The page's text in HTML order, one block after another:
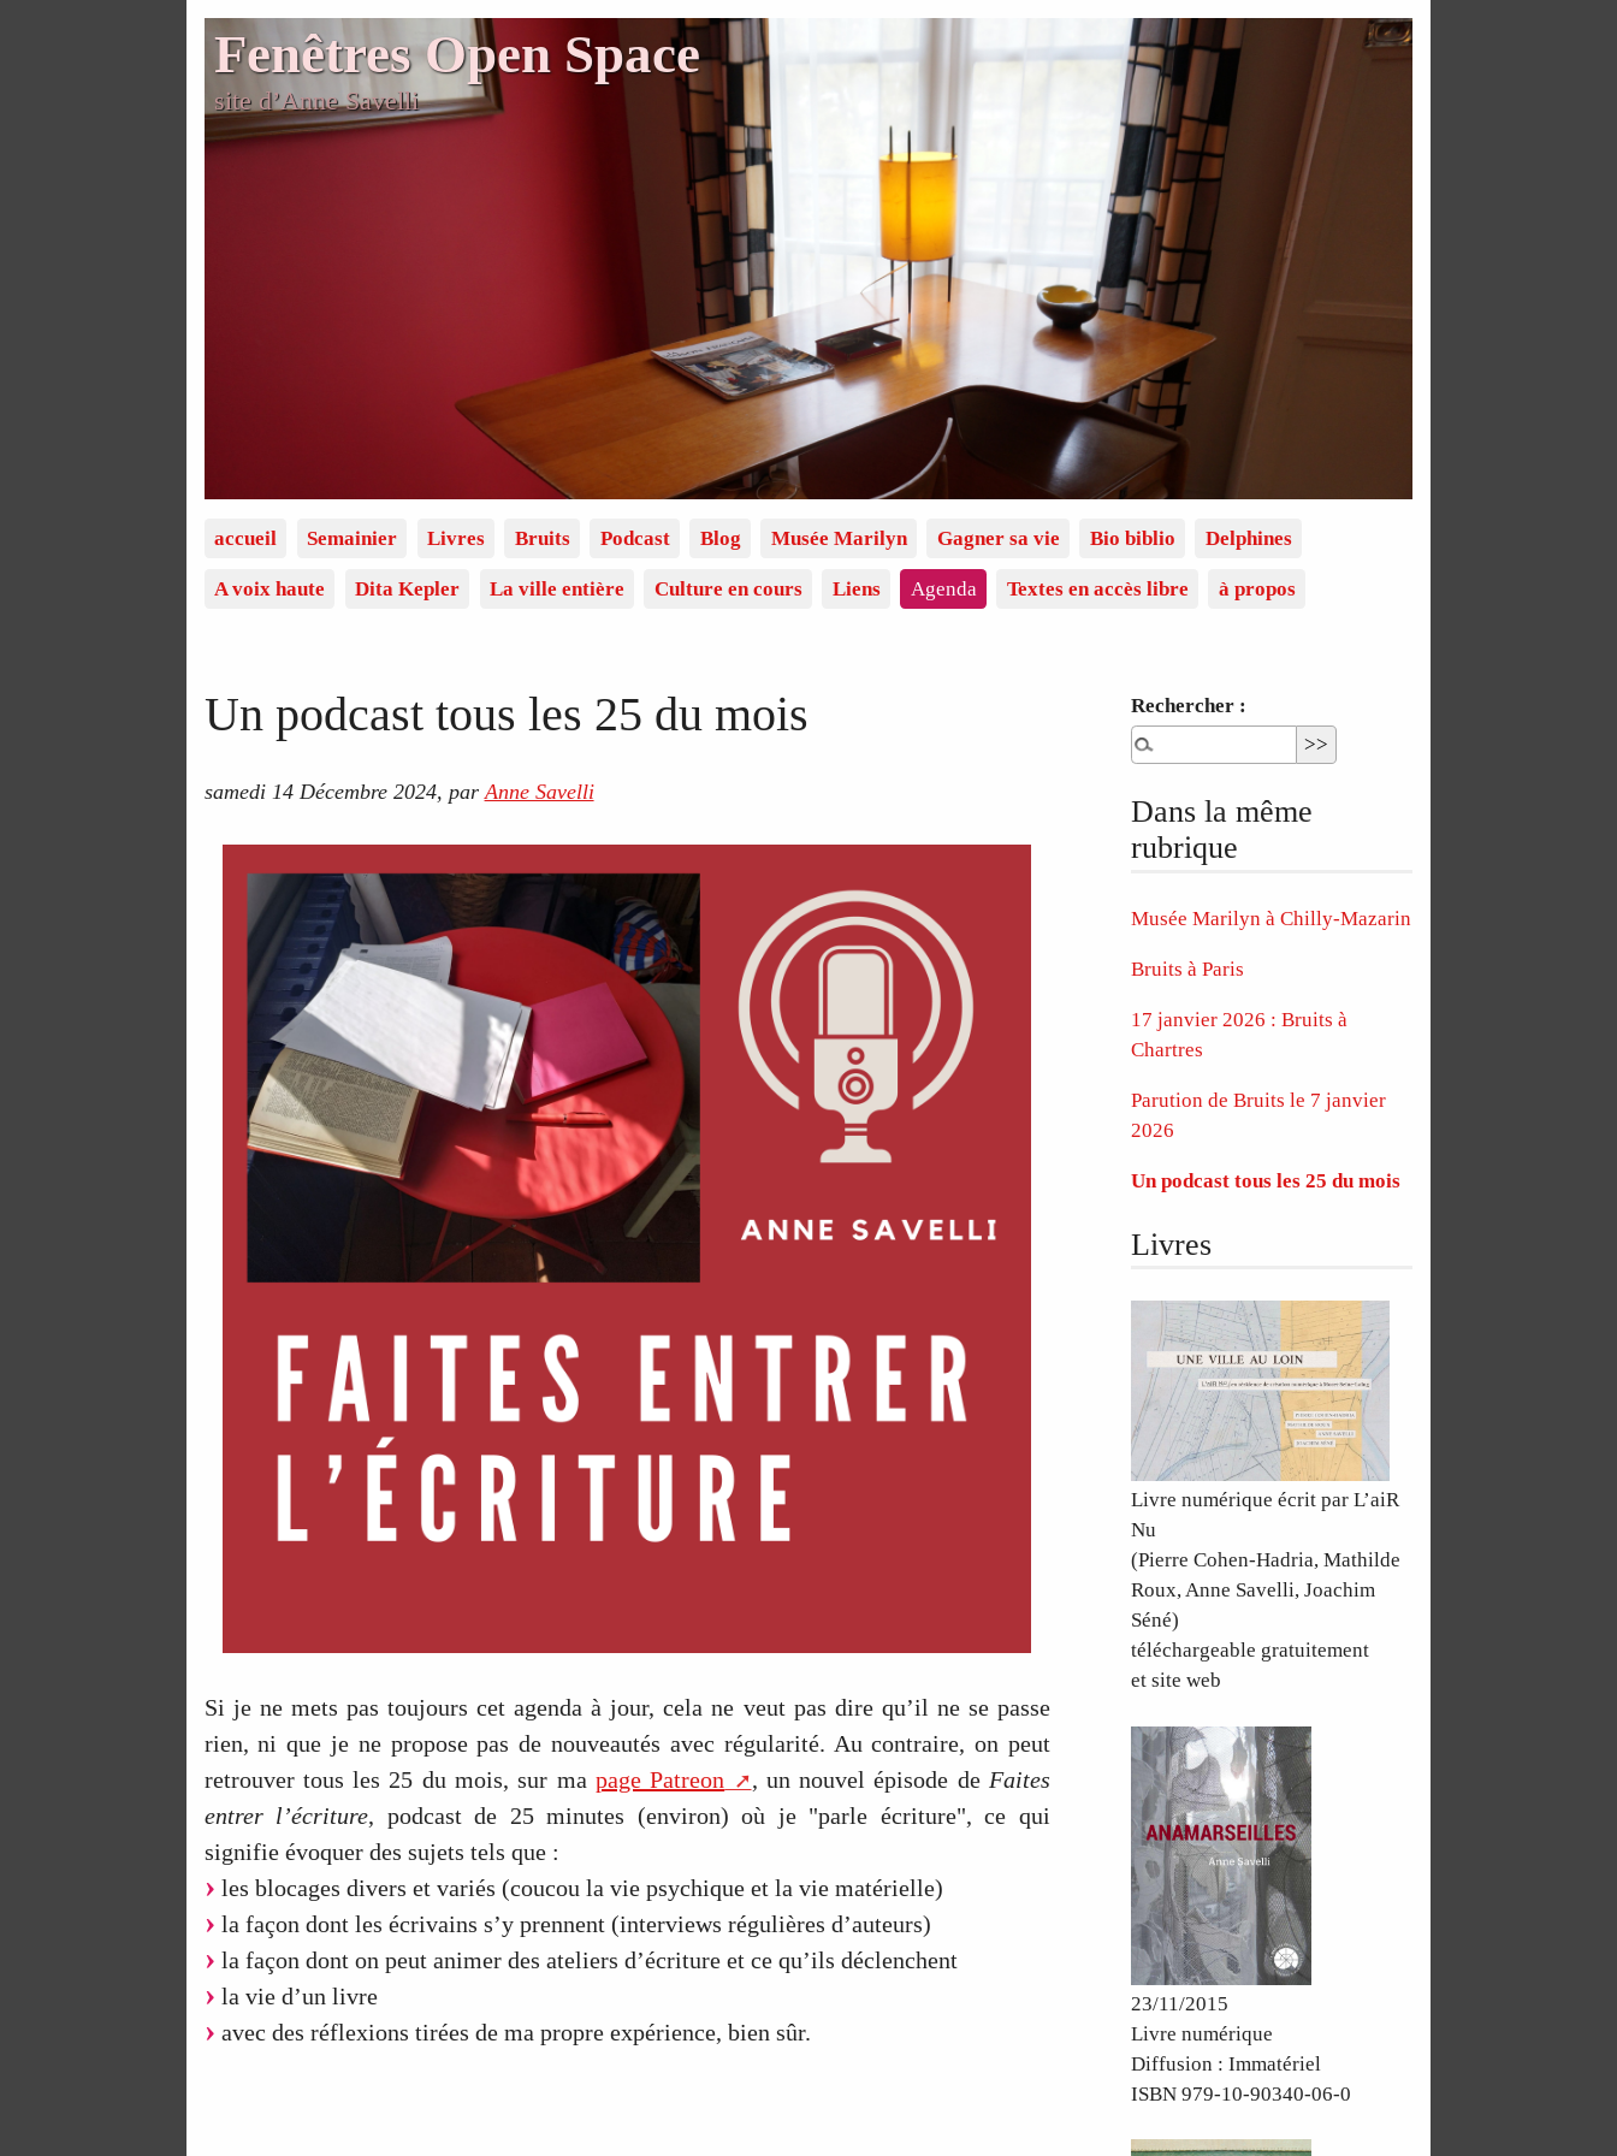
Fenêtres Open Space
site d’Anne Savelli
accueil Semainier Livres Bruits Podcast Blog Musée Marilyn Gagner sa vie Bio biblio Delphines
A voix haute Dita Kepler La ville entière Culture en cours Liens Agenda Textes en accès libre à propos
Un podcast tous les 25 du mois
samedi 14 Décembre 2024, par Anne Savelli
Si je ne mets pas toujours cet agenda à jour, cela ne veut pas dire qu’il ne se passe
rien, ni que je ne propose pas de nouveautés avec régularité. Au contraire, on peut
retrouver tous les 25 du mois, sur ma page Patreon , un nouvel épisode de Faites
entrer l’écriture, podcast de 25 minutes (environ) où je "parle écriture", ce qui
signifie évoquer des sujets tels que :
les blocages divers et variés (coucou la vie psychique et la vie matérielle)
la façon dont les écrivains s’y prennent (interviews régulières d’auteurs)
la façon dont on peut animer des ateliers d’écriture et ce qu’ils déclenchent
la vie d’un livre
avec des réflexions tirées de ma propre expérience, bien sûr.
Rechercher :
Dans la même
rubrique
Musée Marilyn à Chilly-Mazarin
Bruits à Paris
17 janvier 2026 : Bruits à
Chartres
Parution de Bruits le 7 janvier
2026
Un podcast tous les 25 du mois
Livres
Livre numérique écrit par L’aiR
Nu
(Pierre Cohen-Hadria, Mathilde
Roux, Anne Savelli, Joachim
Séné)
téléchargeable gratuitement
et site web
23/11/2015
Livre numérique
Diffusion : Immatériel
ISBN 979-10-90340-06-0